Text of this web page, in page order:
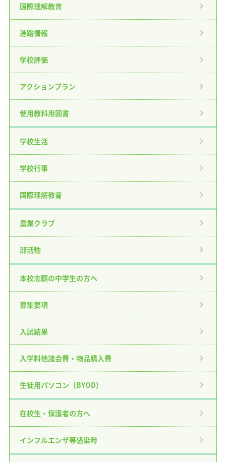
国際理解教育
進路情報
学校評価
アクションプラン
使用教科用図書
学校生活
学校行事
国際理解教育
農業クラブ
部活動
本校志願の中学生の方へ
募集要項
入試結果
入学料他諸会費・物品購入費
生徒用パソコン（BYOD）
在校生・保護者の方へ
インフルエンザ等感染時